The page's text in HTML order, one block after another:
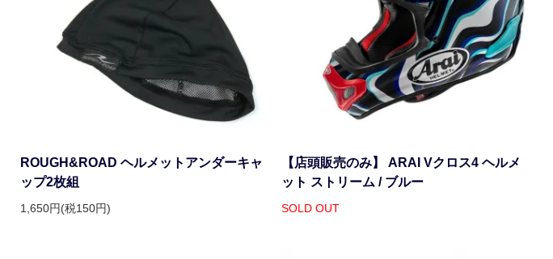
ROUGH&ROAD ヘルメットアンダーキャ
ップ2枚組
1,650円(税150円)
【店頭販売のみ】 ARAI Vクロス4 ヘルメ
ット ストリーム / ブルー
SOLD OUT